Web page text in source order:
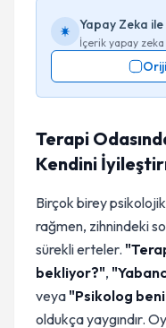
Yapay Zeka
İçerik yapay
Terapi
Kendini
Birçok birey
rağmen, zihnindeki
sürekli erteler.
bekliyor?",
veya "Psikolog beni
oldukça yaygındır.